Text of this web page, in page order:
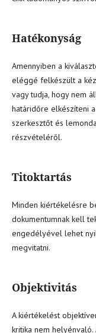
Hatékonyság
Amennyiben a
eléggé felkészült a
vagy tudja, hogy nem
határidőre elkészíteni
szerkesztőt és
részvételéről.
Titoktartás
Minden kiértékelésre
dokumentumnak kell
engedélyével lehet
megvitatni.
Objektivitás
A kiértékelést
kritika nem